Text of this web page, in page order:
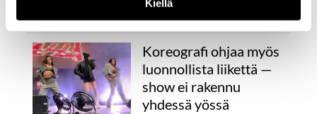
Kiellä
elämäntilanteessa.
Koreografi ohjaa myös
luonnollista liikettä —
show ei rakennu
yhdessä yössä